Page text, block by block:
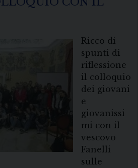
Ricco di
spunti di
riflessione
il colloquio
dei giovani
e
giovanissi
mi con il
vescovo
Fanelli
sulle